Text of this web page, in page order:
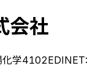
会社
化学4102EDINET: